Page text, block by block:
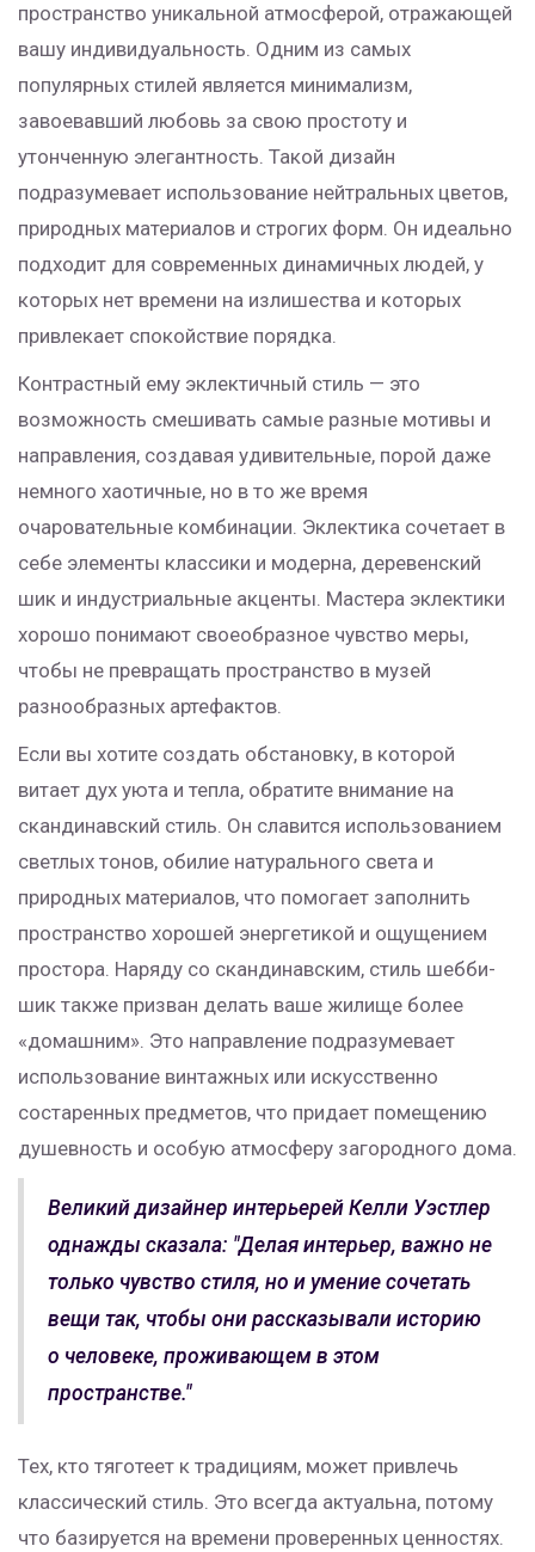
пространство уникальной атмосферой, отражающей
вашу индивидуальность. Одним из самых
популярных стилей является минимализм,
завоевавший любовь за свою простоту и
утонченную элегантность. Такой дизайн
подразумевает использование нейтральных цветов,
природных материалов и строгих форм. Он идеально
подходит для современных динамичных людей, у
которых нет времени на излишества и которых
привлекает спокойствие порядка.
Контрастный ему эклектичный стиль — это
возможность смешивать самые разные мотивы и
направления, создавая удивительные, порой даже
немного хаотичные, но в то же время
очаровательные комбинации. Эклектика сочетает в
себе элементы классики и модерна, деревенский
шик и индустриальные акценты. Мастера эклектики
хорошо понимают своеобразное чувство меры,
чтобы не превращать пространство в музей
разнообразных артефактов.
Если вы хотите создать обстановку, в которой
витает дух уюта и тепла, обратите внимание на
скандинавский стиль. Он славится использованием
светлых тонов, обилие натурального света и
природных материалов, что помогает заполнить
пространство хорошей энергетикой и ощущением
простора. Наряду со скандинавским, стиль шебби-
шик также призван делать ваше жилище более
«домашним». Это направление подразумевает
использование винтажных или искусственно
состаренных предметов, что придает помещению
душевность и особую атмосферу загородного дома.
Великий дизайнер интерьерей Келли Уэстлер
однажды сказала: "Делая интерьер, важно не
только чувство стиля, но и умение сочетать
вещи так, чтобы они рассказывали историю
о человеке, проживающем в этом
пространстве."
Тех, кто тяготеет к традициям, может привлечь
классический стиль. Это всегда актуальна, потому
что базируется на времени проверенных ценностях.